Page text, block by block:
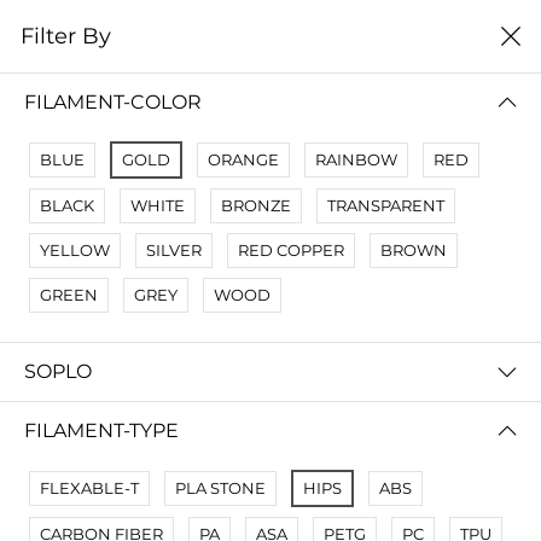
0
No Results
Not Found Filters1
Not Found Filters2
Filter By
FILAMENT-COLOR
BLUE GOLD ORANGE RAINBOW RED
BLACK WHITE BRONZE TRANSPARENT
YELLOW SILVER RED COPPER BROWN
GREEN GREY WOOD
SOPLO
FILAMENT-TYPE
FLEXABLE-T PLA STONE HIPS ABS
CARBON FIBER PA ASA PETG PC TPU